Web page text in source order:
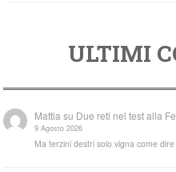
ULTIMI
Mattia su Due reti nel test alla
9 Agosto 2026
Ma terzini destri solo vigna come